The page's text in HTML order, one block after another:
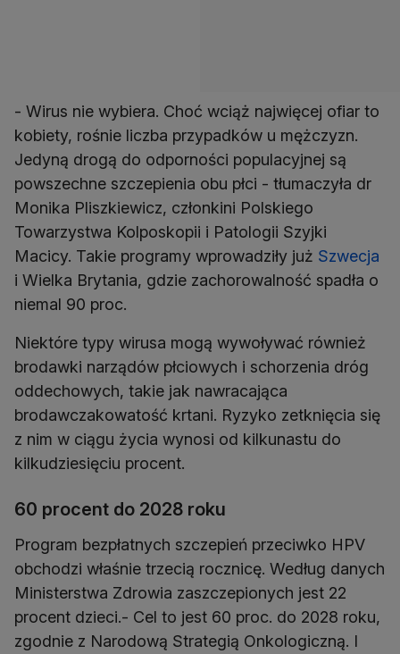
- Wirus nie wybiera. Choć wciąż najwięcej ofiar to
kobiety, rośnie liczba przypadków u mężczyzn.
Jedyną drogą do odporności populacyjnej są
powszechne szczepienia obu płci - tłumaczyła dr
Monika Pliszkiewicz, członkini Polskiego
Towarzystwa Kolposkopii i Patologii Szyjki
Macicy. Takie programy wprowadziły już Szwecja
i Wielka Brytania, gdzie zachorowalność spadła o
niemal 90 proc.
Niektóre typy wirusa mogą wywoływać również
brodawki narządów płciowych i schorzenia dróg
oddechowych, takie jak nawracająca
brodawczakowatość krtani. Ryzyko zetknięcia się
z nim w ciągu życia wynosi od kilkunastu do
kilkudziesięciu procent.
60 procent do 2028 roku
Program bezpłatnych szczepień przeciwko HPV
obchodzi właśnie trzecią rocznicę. Według danych
Ministerstwa Zdrowia zaszczepionych jest 22
procent dzieci.- Cel to jest 60 proc. do 2028 roku,
zgodnie z Narodową Strategią Onkologiczną. I